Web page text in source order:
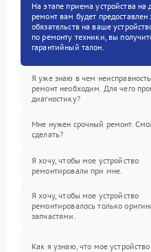
На этапе приема устройства
ремонт вам будет
обязательств на ваше
по ремонту техники, вы
гарантийный талон.
Я уже знаю в чем
ремонт необходим. Для чего
диагностику?
Мне нужен срочный ремонт.
сделать?
Я хочу, чтобы мое устройство
ремонтировали при мне.
Я хочу, чтобы мое устройство
ремонтировалось только
запчастями.
Как я узнаю, что мое устройство